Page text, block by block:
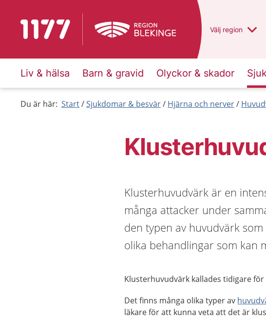
Till startsidan för 1177 Du har valt region
Välj en annan
region
Liv & hälsa Barn & gravid Olyckor & skador
Du är här: Start Sjukdomar & besvär Hjärna och nerver
Klusterhuvudvärk är en
många attacker under
den typen av huvudvärk
olika behandlingar som kan
Klusterhuvudvärk kallades tidigare
Det finns många olika typer av
läkare för att kunna veta att det är